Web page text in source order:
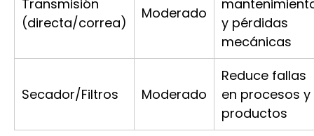
Transmisión
(directa/correa)
Moderado
y pérdidas
mecánicas
Secador/Filtros Moderado
Reduce fallas
en procesos y
productos